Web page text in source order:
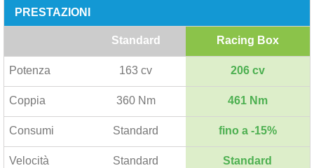
PRESTAZIONI
Standard Racing Box
Potenza 163 cv 206 cv
Coppia 360 Nm 461 Nm
Consumi Standard fino a -15%
Velocità Standard Standard